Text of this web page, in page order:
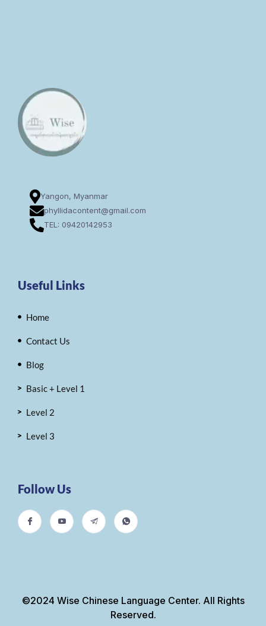
Yangon, Myanmar
phyllidacontent@gmail.com
TEL: 09420142953
Useful Links
Home
Contact Us
Blog
Basic + Level 1
Level 2
Level 3
Follow Us
©2024 Wise Chinese Language Center. All Rights
Reserved.